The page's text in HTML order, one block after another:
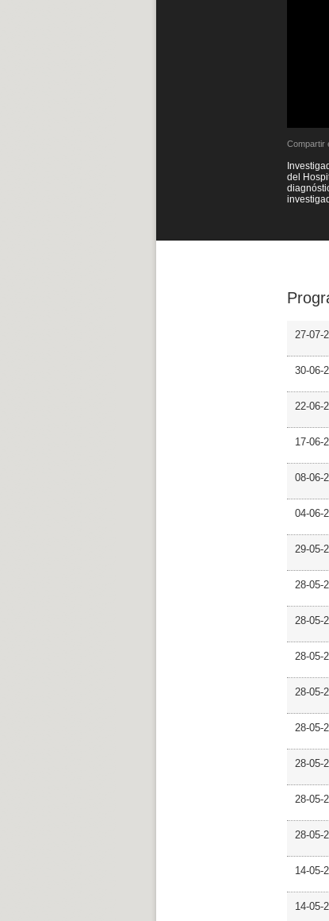
Compartir
del
27-07-
30-06-
22-06-
17-06-
08-06-
04-06-
29-05-
28-05-
28-05-
28-05-
28-05-
28-05-
28-05-
28-05-
28-05-
14-05-
14-05-